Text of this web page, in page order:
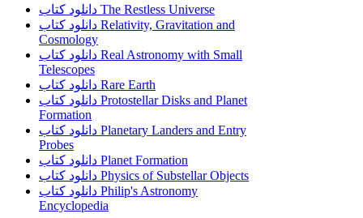
دانلود کتاب The Restless Universe
دانلود کتاب Relativity, Gravitation and
Cosmology
دانلود کتاب Real Astronomy with Small
Telescopes
دانلود کتاب Rare Earth
دانلود کتاب Protostellar Disks and Planet
Formation
دانلود کتاب Planetary Landers and Entry
Probes
دانلود کتاب Planet Formation
دانلود کتاب Physics of Substellar Objects
دانلود کتاب Philip's Astronomy
Encyclopedia